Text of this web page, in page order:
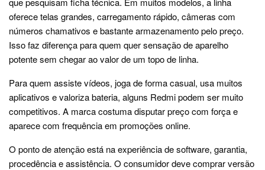
oferece telas grandes, carregamento rápido, câmeras com
números chamativos e bastante armazenamento pelo preço.
Isso faz diferença para quem quer sensação de aparelho
potente sem chegar ao valor de um topo de linha.
Para quem assiste vídeos, joga de forma casual, usa muitos
aplicativos e valoriza bateria, alguns Redmi podem ser muito
competitivos. A marca costuma disputar preço com força e
aparece com frequência em promoções online.
O ponto de atenção está na experiência de software, garantia,
procedência e assistência. O consumidor deve comprar versão